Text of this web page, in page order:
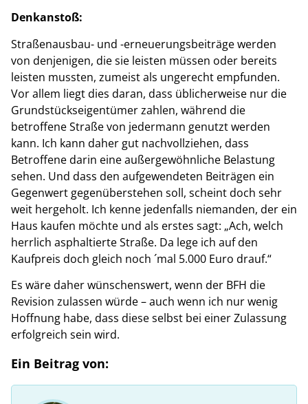
Denkanstoß:
Straßenausbau- und -erneuerungsbeiträge werden
von denjenigen, die sie leisten müssen oder bereits
leisten mussten, zumeist als ungerecht empfunden.
Vor allem liegt dies daran, dass üblicherweise nur die
Grundstückseigentümer zahlen, während die
betroffene Straße von jedermann genutzt werden
kann. Ich kann daher gut nachvollziehen, dass
Betroffene darin eine außergewöhnliche Belastung
sehen. Und dass den aufgewendeten Beiträgen ein
Gegenwert gegenüberstehen soll, scheint doch sehr
weit hergeholt. Ich kenne jedenfalls niemanden, der ein
Haus kaufen möchte und als erstes sagt: „Ach, welch
herrlich asphaltierte Straße. Da lege ich auf den
Kaufpreis doch gleich noch ´mal 5.000 Euro drauf.“
Es wäre daher wünschenswert, wenn der BFH die
Revision zulassen würde – auch wenn ich nur wenig
Hoffnung habe, dass diese selbst bei einer Zulassung
erfolgreich sein wird.
Ein Beitrag von: